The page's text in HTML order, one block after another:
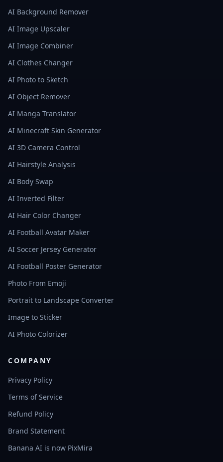
AI Background Remover
AI Image Upscaler
AI Image Combiner
AI Clothes Changer
AI Photo to Sketch
AI Object Remover
AI Manga Translator
AI Minecraft Skin Generator
AI 3D Camera Control
AI Hairstyle Analysis
AI Body Swap
AI Inverted Filter
AI Hair Color Changer
AI Football Avatar Maker
AI Soccer Jersey Generator
AI Football Poster Generator
Photo From Emoji
Portrait to Landscape Converter
Image to Sticker
AI Photo Colorizer
COMPANY
Privacy Policy
Terms of Service
Refund Policy
Brand Statement
Banana AI is now PixMira